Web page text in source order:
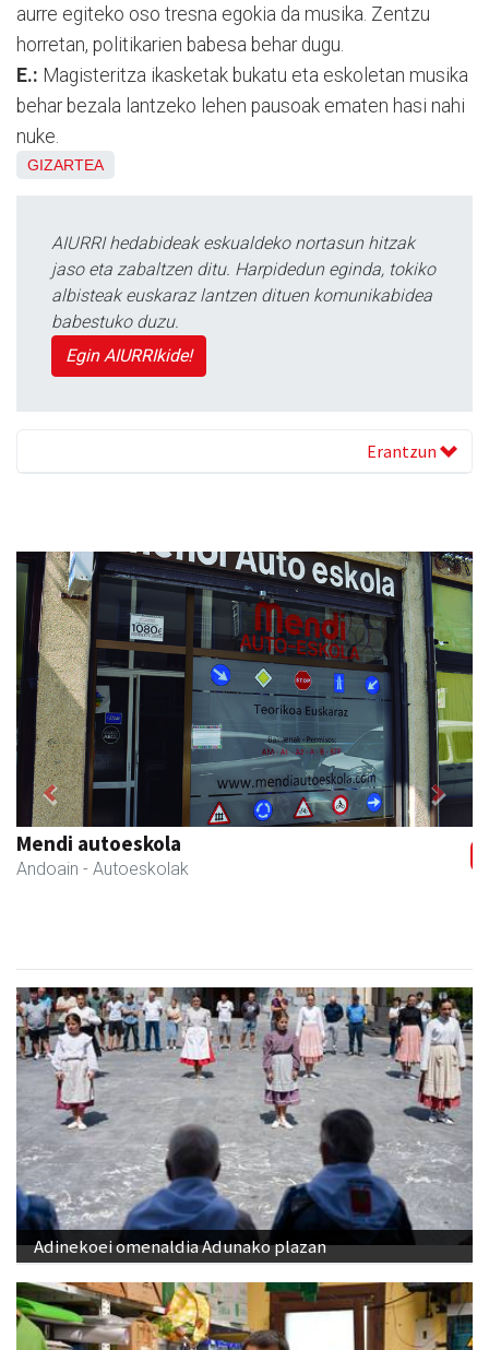
aurre egiteko oso tresna egokia da musika. Zentzu
horretan, politikarien babesa behar dugu.
E.: Magisteritza ikasketak bukatu eta eskoletan musika
behar bezala lantzeko lehen pausoak ematen hasi nahi
nuke.
GIZARTEA
AIURRI hedabideak eskualdeko nortasun hitzak
jaso eta zabaltzen ditu. Harpidedun eginda, tokiko
albisteak euskaraz lantzen dituen komunikabidea
babestuko duzu.
Egin AIURRIkide!
Erantzun
Mendi autoeskola
Andoain - Autoeskolak
Previous Next
Adinekoei omenaldia Adunako plazan